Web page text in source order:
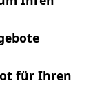
für Ihren